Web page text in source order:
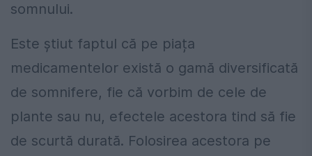
somnului.
Este știut faptul că pe piața
medicamentelor există o gamă diversificată
de somnifere, fie că vorbim de cele de
plante sau nu, efectele acestora tind să fie
de scurtă durată. Folosirea acestora pe